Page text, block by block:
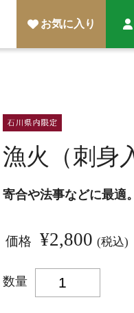
お気に入り
漁火（刺身
寄合や法事などに最適。
価格 ¥2,800 (税込)
数量